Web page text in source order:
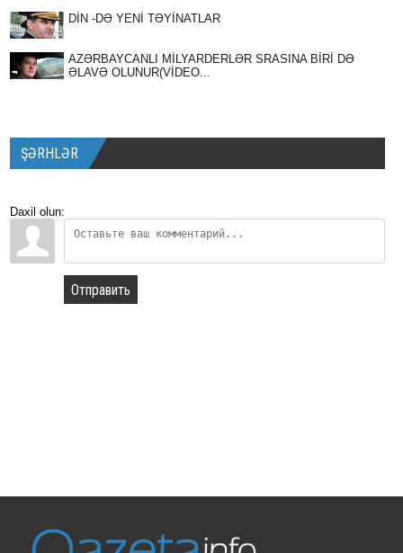
DİN -DƏ YENİ TƏYİNATLAR
AZƏRBAYCANLI MİLYARDERLƏR SRASINA BİRİ DƏ
ƏLAVƏ OLUNUR(VİDEO...
ŞƏRHLƏR
Daxil olun:
Отправить